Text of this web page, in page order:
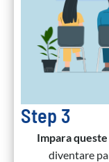
Step 3
Impara
diventare